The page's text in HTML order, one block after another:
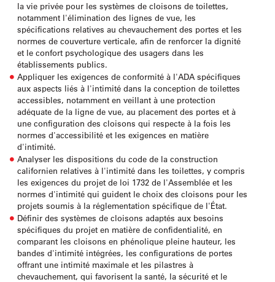
la vie privée pour les systèmes de cloisons de toilettes,
notamment l'élimination des lignes de vue, les
spécifications relatives au chevauchement des portes et les
normes de couverture verticale, afin de renforcer la dignité
et le confort psychologique des usagers dans les
établissements publics.
Appliquer les exigences de conformité à l'ADA spécifiques
aux aspects liés à l'intimité dans la conception de toilettes
accessibles, notamment en veillant à une protection
adéquate de la ligne de vue, au placement des portes et à
une configuration des cloisons qui respecte à la fois les
normes d'accessibilité et les exigences en matière
d'intimité.
Analyser les dispositions du code de la construction
californien relatives à l'intimité dans les toilettes, y compris
les exigences du projet de loi 1732 de l'Assemblée et les
normes d'intimité qui guident le choix des cloisons pour les
projets soumis à la réglementation spécifique de l'État.
Définir des systèmes de cloisons adaptés aux besoins
spécifiques du projet en matière de confidentialité, en
comparant les cloisons en phénolique pleine hauteur, les
bandes d'intimité intégrées, les configurations de portes
offrant une intimité maximale et les pilastres à
chevauchement, qui favorisent la santé, la sécurité et le